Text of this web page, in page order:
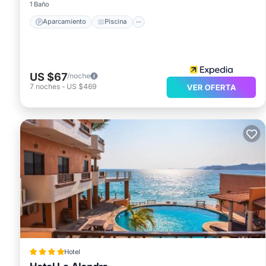
1 Baño
Aparcamiento Piscina
US $67/noche
7 noches - US $469 VER OFERTA
Hotel